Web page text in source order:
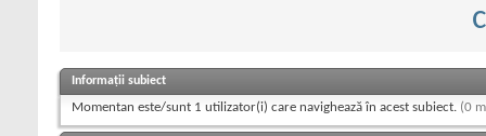
Informații subiect
Momentan este/sunt 1 utilizator(i) care navighează în acest subiect. (0